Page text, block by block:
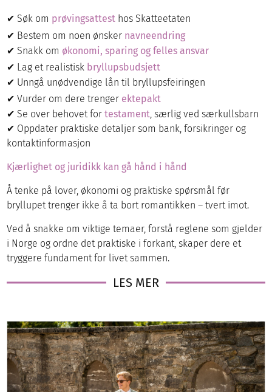
✔ Søk om prøvingsattest hos Skatteetaten
✔ Bestem om noen ønsker navneendring
✔ Snakk om økonomi, sparing og felles ansvar
✔ Lag et realistisk bryllupsbudsjett
✔ Unngå unødvendige lån til bryllupsfeiringen
✔ Vurder om dere trenger ektepakt
✔ Se over behovet fortestament, særlig ved særkullsbarn
✔ Oppdater praktiske detaljer som bank, forsikringer og
kontaktinformasjon
Kjærlighet og juridikk kan gå hånd i hånd
Å tenke på lover, økonomi og praktiske spørsmål før
bryllupet trenger ikke å ta bort romantikken – tvert imot.
Ved å snakke om viktige temaer, forstå reglene som gjelder
i Norge og ordne det praktiske i forkant, skaper dere et
tryggere fundament for livet sammen.
LES MER